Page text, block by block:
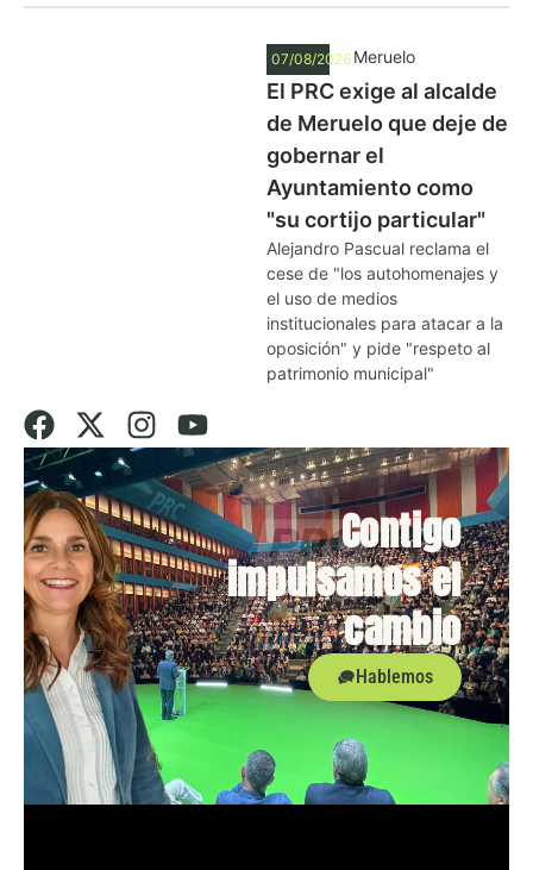
07/08/2026 Meruelo
El PRC exige al alcalde
de Meruelo que deje de
gobernar el
Ayuntamiento como
"su cortijo particular"
Alejandro Pascual reclama el
cese de "los autohomenajes y
el uso de medios
institucionales para atacar a la
oposición" y pide "respeto al
patrimonio municipal"
Contigo
impulsamos el
cambio
Hablemos